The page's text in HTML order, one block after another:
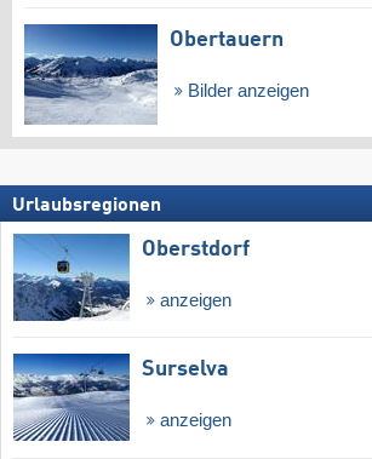
Obertauern
Bilder anzeigen
Urlaubsregionen
Oberstdorf
anzeigen
Surselva
anzeigen